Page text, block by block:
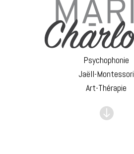
Psychophonie
Jaëll-Montessori
Art-Thérapie